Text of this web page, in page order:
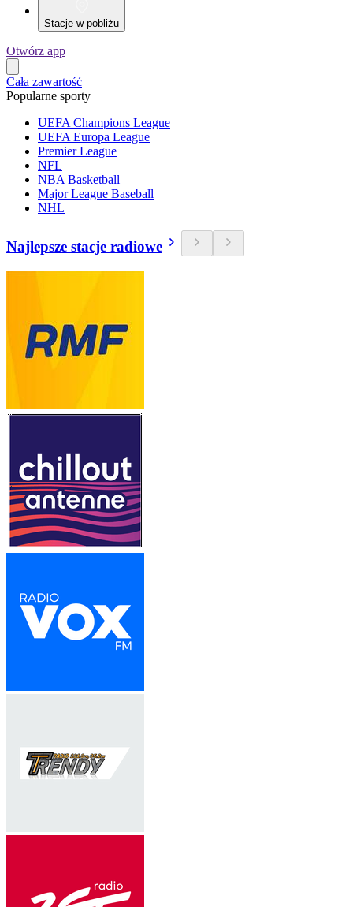
Stacje w pobliżu
Otwórz app
Cała zawartość
Popularne sporty
UEFA Champions League
UEFA Europa League
Premier League
NFL
NBA Basketball
Major League Baseball
NHL
Najlepsze stacje radiowe